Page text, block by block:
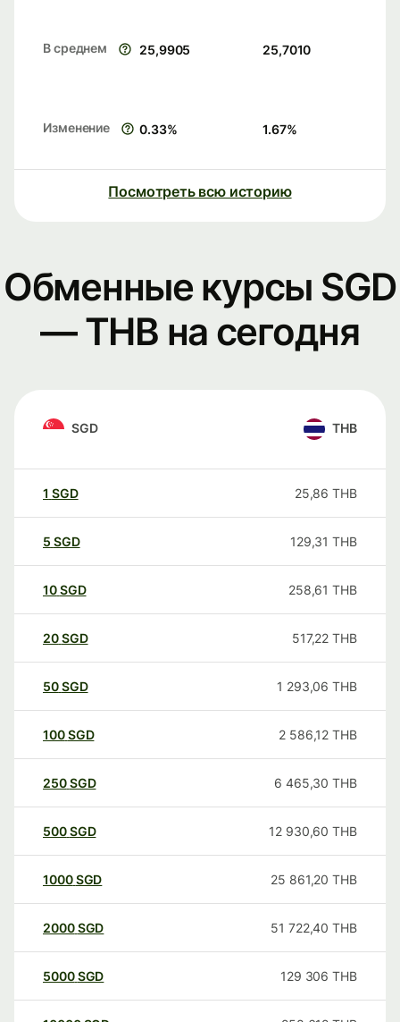
В среднем 25,9905 25,7010
Изменение 0.33% 1.67%
Посмотреть всю историю
Обменные курсы SGD
— THB на сегодня
SGD THB
1 SGD 25,86 THB
5 SGD 129,31 THB
10SGD 258,61 THB
20SGD 517,22 THB
50SGD 1 293,06 THB
100SGD 2 586,12 THB
250SGD 6 465,30 THB
500SGD 12 930,60 THB
1000SGD 25 861,20 THB
2000SGD 51 722,40 THB
5000SGD 129 306 THB